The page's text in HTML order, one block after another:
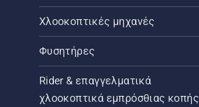
Χλοοκοπτικές μηχανές
Φυσητήρες
Rider & επαγγελματικά
χλοοκοπτικά εμπρόσθιας κοπής